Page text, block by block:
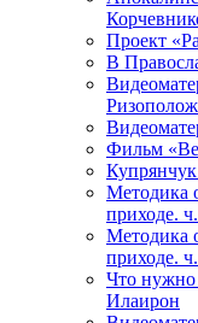
Проект
В
Фильм
Методика
приходе.
Методика
приходе.
Что нужно
Илаирон